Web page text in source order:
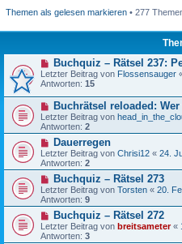
Themen als gelesen markieren • 277
Buchquiz – Rätsel 237:
Letzter Beitrag von Flossensauger
Antworten: 15
Buchrätsel reloaded:
Letzter Beitrag von
Antworten: 2
Dauerregen
Letzter Beitrag von Chrisi12 « 24.
Antworten: 2
Buchquiz – Rätsel 273
Letzter Beitrag von Torsten « 20.
Antworten: 9
Buchquiz – Rätsel 272
Letzter Beitrag von breitsameter«
Antworten: 3